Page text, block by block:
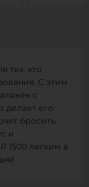
тех, кто
С этим
с
делает его
бросить
и
1500 легким в